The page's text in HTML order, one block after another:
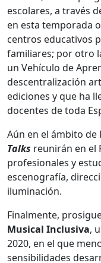
escolares, a través
en esta temporada
centros educativos
familiares; por otro
un Vehículo de
descentralización
ediciones y que ha
docentes de toda
Aún en el ámbito de
Talks reunirán en el
profesionales y
escenografía,
iluminación.
Finalmente,
Musical Inclusiva,
2020, en el que
sensibilidades